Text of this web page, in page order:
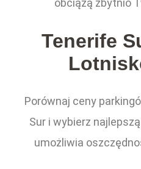
Tenerife
Porównaj ceny
Sur i wybierz
umożliwia